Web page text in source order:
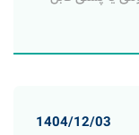
1404/12/03